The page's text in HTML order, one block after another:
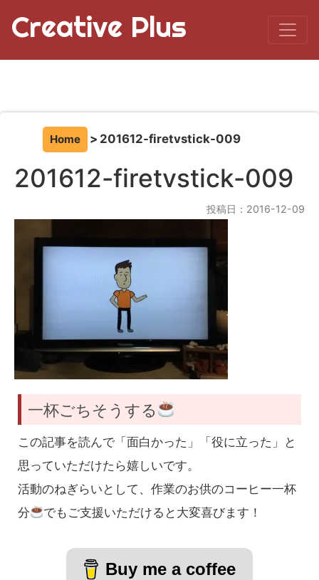
Creative Plus
Home 201612-firetvstick-009
201612-firetvstick-009
投稿日：2016-12-09
一杯ごちそうする
この記事を読んで「面白かった」「役に立った」と
思っていただけたら嬉しいです。
活動のねぎらいとして、作業のお供のコーヒー一杯
分
でもご支援いただけると大変喜びます！
Buy me a coffee